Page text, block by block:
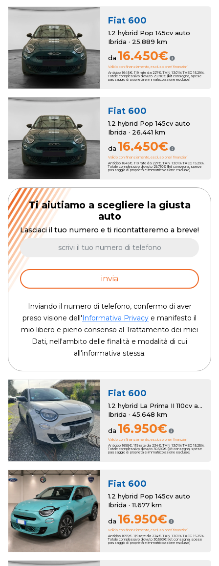
Fiat 600
1.2 hybrid Pop 145cv auto
Ibrida · 25.889 km
da 16.450€
Valido con finanziamento, escluso oneri finanziari
Anticipo 1645€. 119 rate da 227€. TAN 13.01% TAEG 15.29%.
Totale complessivo dovuto 29.710€ (kit consegna, spese
passaggio di proprietà e immatricolazione escluse)
Fiat 600
1.2 hybrid Pop 145cv auto
Ibrida · 26.441 km
da 16.450€
Valido con finanziamento, escluso oneri finanziari
Anticipo 1645€. 119 rate da 227€. TAN 13.01% TAEG 15.29%.
Totale complessivo dovuto 29.710€ (kit consegna, spese
passaggio di proprietà e immatricolazione escluse)
Ti aiutiamo a scegliere la giusta
auto
Lasciaci il tuo numero e ti ricontatteremo a breve!
invia
Inviando il numero di telefono, confermo di aver
preso visione dell'Informativa Privacy e manifesto il
mio libero e pieno consenso al Trattamento dei miei
Dati, nell'ambito delle finalità e modalità di cui
all'informativa stessa.
Fiat 600
1.2 hybrid La Prima II 110cv auto
Ibrida · 45.648 km
da 16.950€
Valido con finanziamento, escluso oneri finanziari
Anticipo 1695€. 119 rate da 234€. TAN 13.01% TAEG 15.25%.
Totale complessivo dovuto 30.593€ (kit consegna, spese
passaggio di proprietà e immatricolazione escluse)
Fiat 600
1.2 hybrid Pop 145cv auto
Ibrida · 11.677 km
da 16.950€
Valido con finanziamento, escluso oneri finanziari
Anticipo 1695€. 119 rate da 234€. TAN 13.01% TAEG 15.25%.
Totale complessivo dovuto 30.593€ (kit consegna, spese
passaggio di proprietà e immatricolazione escluse)